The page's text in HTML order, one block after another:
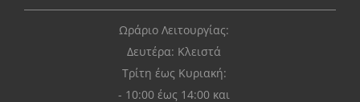
Ωράριο Λειτουργίας:
Δευτέρα: Kλειστά
Τρίτη έως Κυριακή:
- 10:00 έως 14:00 και